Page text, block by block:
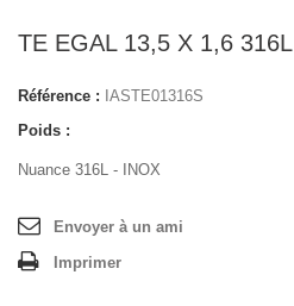
TE EGAL 13,5 X 1,6 316L
Référence : IASTE01316S
Poids :
Nuance 316L - INOX
Envoyer à un ami
Imprimer